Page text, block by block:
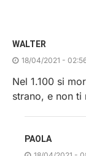
WALTER
18/04/2021 -
Nel 1.100 si
strano, e non ti
PAOLA